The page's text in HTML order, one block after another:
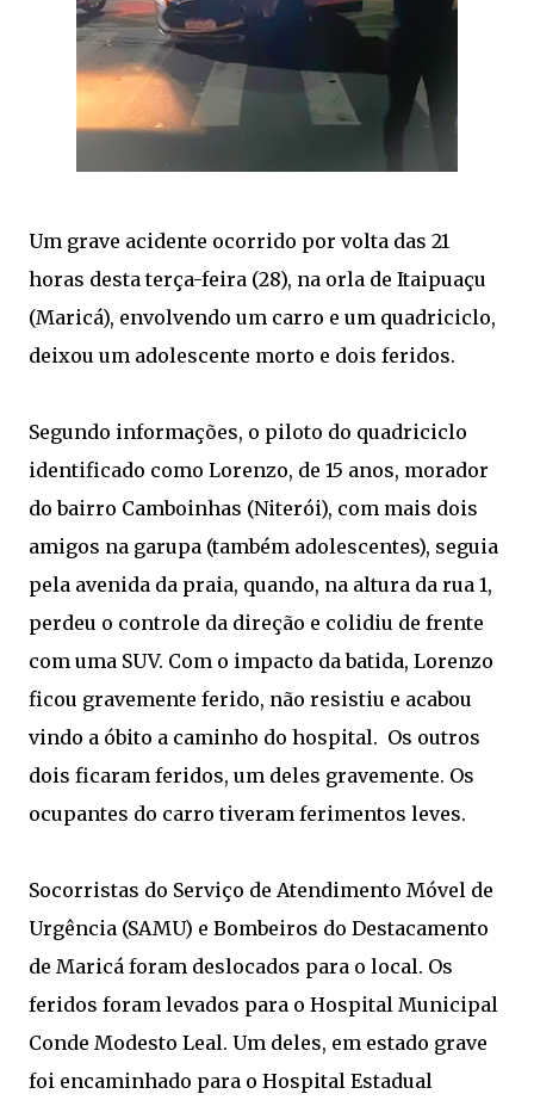
Um grave acidente ocorrido por volta das 21
horas desta terça-feira (28), na orla de Itaipuaçu
(Maricá), envolvendo um carro e um quadriciclo,
deixou um adolescente morto e dois feridos.
Segundo informações, o piloto do quadriciclo
identificado como Lorenzo, de 15 anos, morador
do bairro Camboinhas (Niterói), com mais dois
amigos na garupa (também adolescentes), seguia
pela avenida da praia, quando, na altura da rua 1,
perdeu o controle da direção e colidiu de frente
com uma SUV. Com o impacto da batida, Lorenzo
ficou gravemente ferido, não resistiu e acabou
vindo a óbito a caminho do hospital. Os outros
dois ficaram feridos, um deles gravemente. Os
ocupantes do carro tiveram ferimentos leves.
Socorristas do Serviço de Atendimento Móvel de
Urgência (SAMU) e Bombeiros do Destacamento
de Maricá foram deslocados para o local. Os
feridos foram levados para o Hospital Municipal
Conde Modesto Leal. Um deles, em estado grave
foi encaminhado para o Hospital Estadual